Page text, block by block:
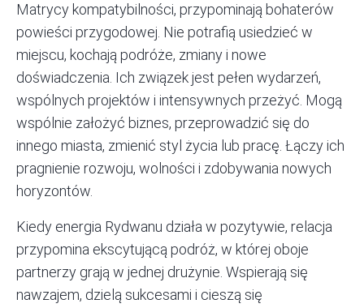
Matrycy kompatybilności, przypominają bohaterów
powieści przygodowej. Nie potrafią usiedzieć w
miejscu, kochają podróże, zmiany i nowe
doświadczenia. Ich związek jest pełen wydarzeń,
wspólnych projektów i intensywnych przeżyć. Mogą
wspólnie założyć biznes, przeprowadzić się do
innego miasta, zmienić styl życia lub pracę. Łączy ich
pragnienie rozwoju, wolności i zdobywania nowych
horyzontów.
Kiedy energia Rydwanu działa w pozytywie, relacja
przypomina ekscytującą podróż, w której oboje
partnerzy grają w jednej drużynie. Wspierają się
nawzajem, dzielą sukcesami i cieszą się